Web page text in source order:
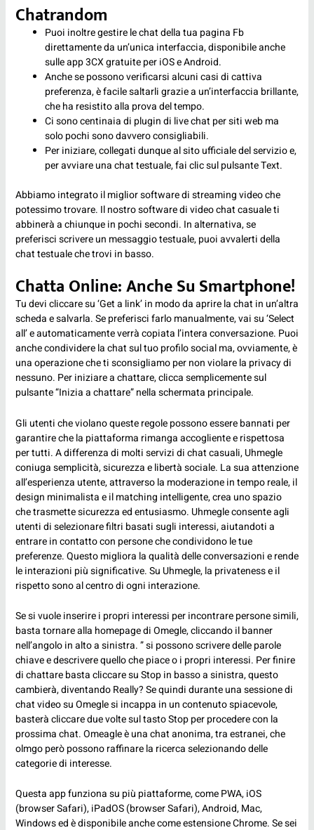
Chatrandom
Puoi inoltre gestire le chat della tua pagina Fb
direttamente da un’unica interfaccia, disponibile anche
sulle app 3CX gratuite per iOS e Android.
Anche se possono verificarsi alcuni casi di cattiva
preferenza, è facile saltarli grazie a un’interfaccia brillante,
che ha resistito alla prova del tempo.
Ci sono centinaia di plugin di live chat per siti web ma
solo pochi sono davvero consigliabili.
Per iniziare, collegati dunque al sito ufficiale del servizio e,
per avviare una chat testuale, fai clic sul pulsante Text.
Abbiamo integrato il miglior software di streaming video che
potessimo trovare. Il nostro software di video chat casuale ti
abbinerà a chiunque in pochi secondi. In alternativa, se
preferisci scrivere un messaggio testuale, puoi avvalerti della
chat testuale che trovi in basso.
Chatta Online: Anche Su Smartphone!
Tu devi cliccare su ‘Get a link’ in modo da aprire la chat in un’altra
scheda e salvarla. Se preferisci farlo manualmente, vai su ‘Select
all’ e automaticamente verrà copiata l’intera conversazione. Puoi
anche condividere la chat sul tuo profilo social ma, ovviamente, è
una operazione che ti sconsigliamo per non violare la privacy di
nessuno. Per iniziare a chattare, clicca semplicemente sul
pulsante “Inizia a chattare” nella schermata principale.
Gli utenti che violano queste regole possono essere bannati per
garantire che la piattaforma rimanga accogliente e rispettosa
per tutti. A differenza di molti servizi di chat casuali, Uhmegle
coniuga semplicità, sicurezza e libertà sociale. La sua attenzione
all’esperienza utente, attraverso la moderazione in tempo reale, il
design minimalista e il matching intelligente, crea uno spazio
che trasmette sicurezza ed entusiasmo. Uhmegle consente agli
utenti di selezionare filtri basati sugli interessi, aiutandoti a
entrare in contatto con persone che condividono le tue
preferenze. Questo migliora la qualità delle conversazioni e rende
le interazioni più significative. Su Uhmegle, la privateness e il
rispetto sono al centro di ogni interazione.
Se si vuole inserire i propri interessi per incontrare persone simili,
basta tornare alla homepage di Omegle, cliccando il banner
nell’angolo in alto a sinistra. ” si possono scrivere delle parole
chiave e descrivere quello che piace o i propri interessi. Per finire
di chattare basta cliccare su Stop in basso a sinistra, questo
cambierà, diventando Really? Se quindi durante una sessione di
chat video su Omegle si incappa in un contenuto spiacevole,
basterà cliccare due volte sul tasto Stop per procedere con la
prossima chat. Omeagle è una chat anonima, tra estranei, che
olmgoperò possono raffinare la ricerca selezionando delle
categorie di interesse.
Questa app funziona su più piattaforme, come PWA, iOS
(browser Safari), iPadOS (browser Safari), Android, Mac,
Windows ed è disponibile anche come estensione Chrome. Se sei